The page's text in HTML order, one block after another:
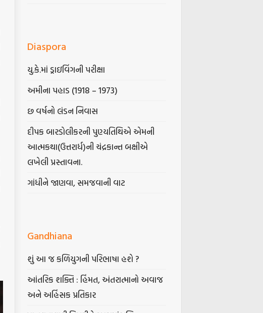
Diaspora
યુ.કે.માં ડ્રાઇવિંગની પરીક્ષા
અમીના પહાડ (1918 – 1973)
છ વર્ષનો લંડન નિવાસ
દીપક બારડોલીકરની પુણ્યતિથિએ એમની
આત્મકથા(ઉત્તરાર્ધ)ની ચંદ્રકાન્ત બક્ષીએ
લખેલી પ્રસ્તાવના.
ગાંધીને જાણવા, સમજવાની વાટ
Gandhiana
શું આ જ કળિયુગની પરિભાષા હશે ?
આંતરિક શક્તિ : હિંમત, અંતરાત્માનો અવાજ
અને અહિંસક પ્રતિકાર